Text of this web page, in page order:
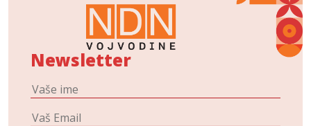
Newsletter